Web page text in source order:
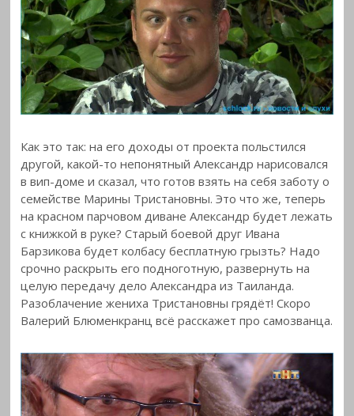
Как это так: на его доходы от проекта польстился
другой, какой-то непонятный Александр нарисовался
в вип-доме и сказал, что готов взять на себя заботу о
семействе Марины Тристановны. Это что же, теперь
на красном парчовом диване Александр будет лежать
с книжкой в руке? Старый боевой друг Ивана
Барзикова будет колбасу бесплатную грызть? Надо
срочно раскрыть его подноготную, развернуть на
целую передачу дело Александра из Таиланда.
Разоблачение жениха Тристановны грядёт! Скоро
Валерий Блюменкранц всё расскажет про самозванца.